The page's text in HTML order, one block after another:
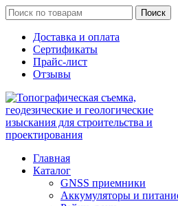
Поиск
Доставка и оплата
Сертификаты
Прайс-лист
Отзывы
Главная
Каталог
GNSS приемники
Аккумуляторы и